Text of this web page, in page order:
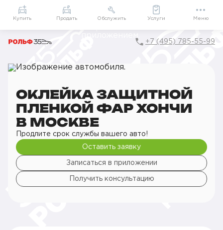
Приложение
Мой РОЛЬФ
Подарки внутри
+7 (495) 785-55-99
Главная
РОЛЬФ Сервис
Сервис Hongqi
Детейлинг
Оклейка деталей кузова
Оклейка защитной пленкой фар
ОКЛЕЙКА ЗАЩИТНОЙ
ПЛЕНКОЙ ФАР ХОНЧИ
В МОСКВЕ
Продлите срок службы вашего авто!
Оставить заявку
Записаться в приложении
Получить консультацию
Купить Продать Обслужить Услуги Меню